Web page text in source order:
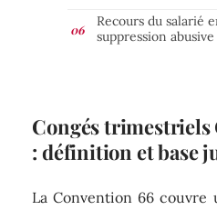
Recours du salarié
suppression abusive
Congés trimestriels
: définition et base
La Convention 66 couvre